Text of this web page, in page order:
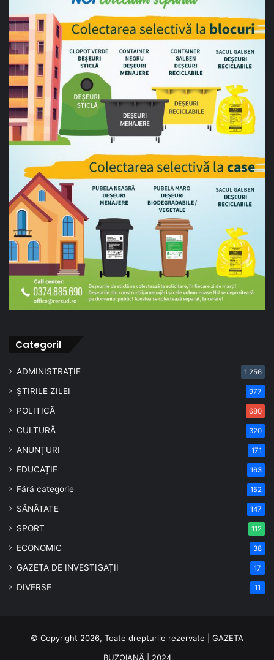
CategoriI
ADMINISTRAȚIE 1.256
ȘTIRILE ZILEI 977
POLITICĂ 680
CULTURĂ 320
ANUNȚURI 171
EDUCAȚIE 163
Fără categorie 152
SĂNĂTATE 147
SPORT 112
ECONOMIC 38
GAZETA DE INVESTIGAȚII 17
DIVERSE 11
© Copyright 2026, Toate drepturile rezervate | GAZETA
BUZOIANĂ | 2024